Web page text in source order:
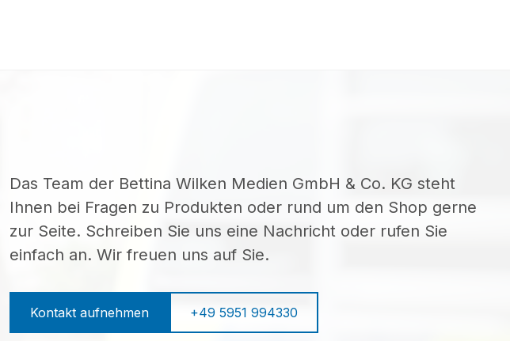
Das Team der Bettina Wilken Medien GmbH & Co. KG steht
Ihnen bei Fragen zu Produkten oder rund um den Shop gerne
zur Seite. Schreiben Sie uns eine Nachricht oder rufen Sie
einfach an. Wir freuen uns auf Sie.
Kontakt aufnehmen +49 5951 994330